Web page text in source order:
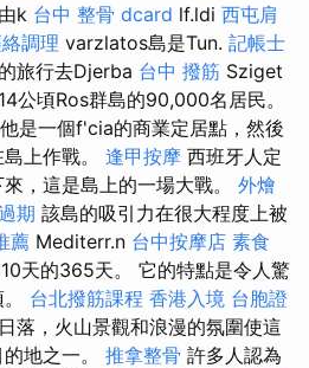
k 台中 整骨 dcard lf.ldi 西屯肩
調理 varzlatos島是Tun. 記帳士
旅行去Djerba 台中 撥筋 Sziget
公頃Ros群島的90,000名居民。
是一個f'cia的商業定居點，然後
上作戰。 逢甲按摩 西班牙人定
，這是島上的一場大戰。 外燴
期 該島的吸引力在很大程度上被
薦 Mediterr.n 台中按摩店 素食
天的365天。 它的特點是令人驚
台北撥筋課程 香港入境 台胞證
落，火山景觀和浪漫的氛圍使這
地之一。 推拿整骨 許多人認為